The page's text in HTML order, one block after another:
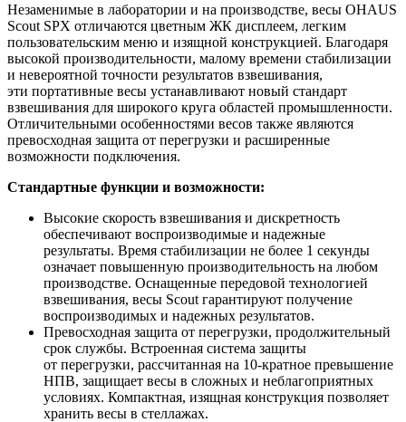
Незаменимые в лаборатории и на производстве, весы OHAUS
Scout SPX отличаются цветным ЖК дисплеем, легким
пользовательским меню и изящной конструкцией. Благодаря
высокой производительности, малому времени стабилизации
и невероятной точности результатов взвешивания,
эти портативные весы устанавливают новый стандарт
взвешивания для широкого круга областей промышленности.
Отличительными особенностями весов также являются
превосходная защита от перегрузки и расширенные
возможности подключения.
Стандартные функции и возможности:
Высокие скорость взвешивания и дискретность
обеспечивают воспроизводимые и надежные
результаты. Время стабилизации не более 1 секунды
означает повышенную производительность на любом
производстве. Оснащенные передовой технологией
взвешивания, весы Scout гарантируют получение
воспроизводимых и надежных результатов.
Превосходная защита от перегрузки, продолжительный
срок службы. Встроенная система защиты
от перегрузки, рассчитанная на 10-кратное превышение
НПВ, защищает весы в сложных и неблагоприятных
условиях. Компактная, изящная конструкция позволяет
хранить весы в стеллажах.